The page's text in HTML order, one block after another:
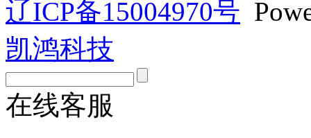
辽ICP备15004970号
凯鸿科技
在线客服